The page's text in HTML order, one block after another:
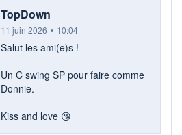
TopDown
11 juin 2026 • 10:04
Salut les ami(e)s !
Un C swing SP pour faire comme
Donnie.
Kiss and love 😘